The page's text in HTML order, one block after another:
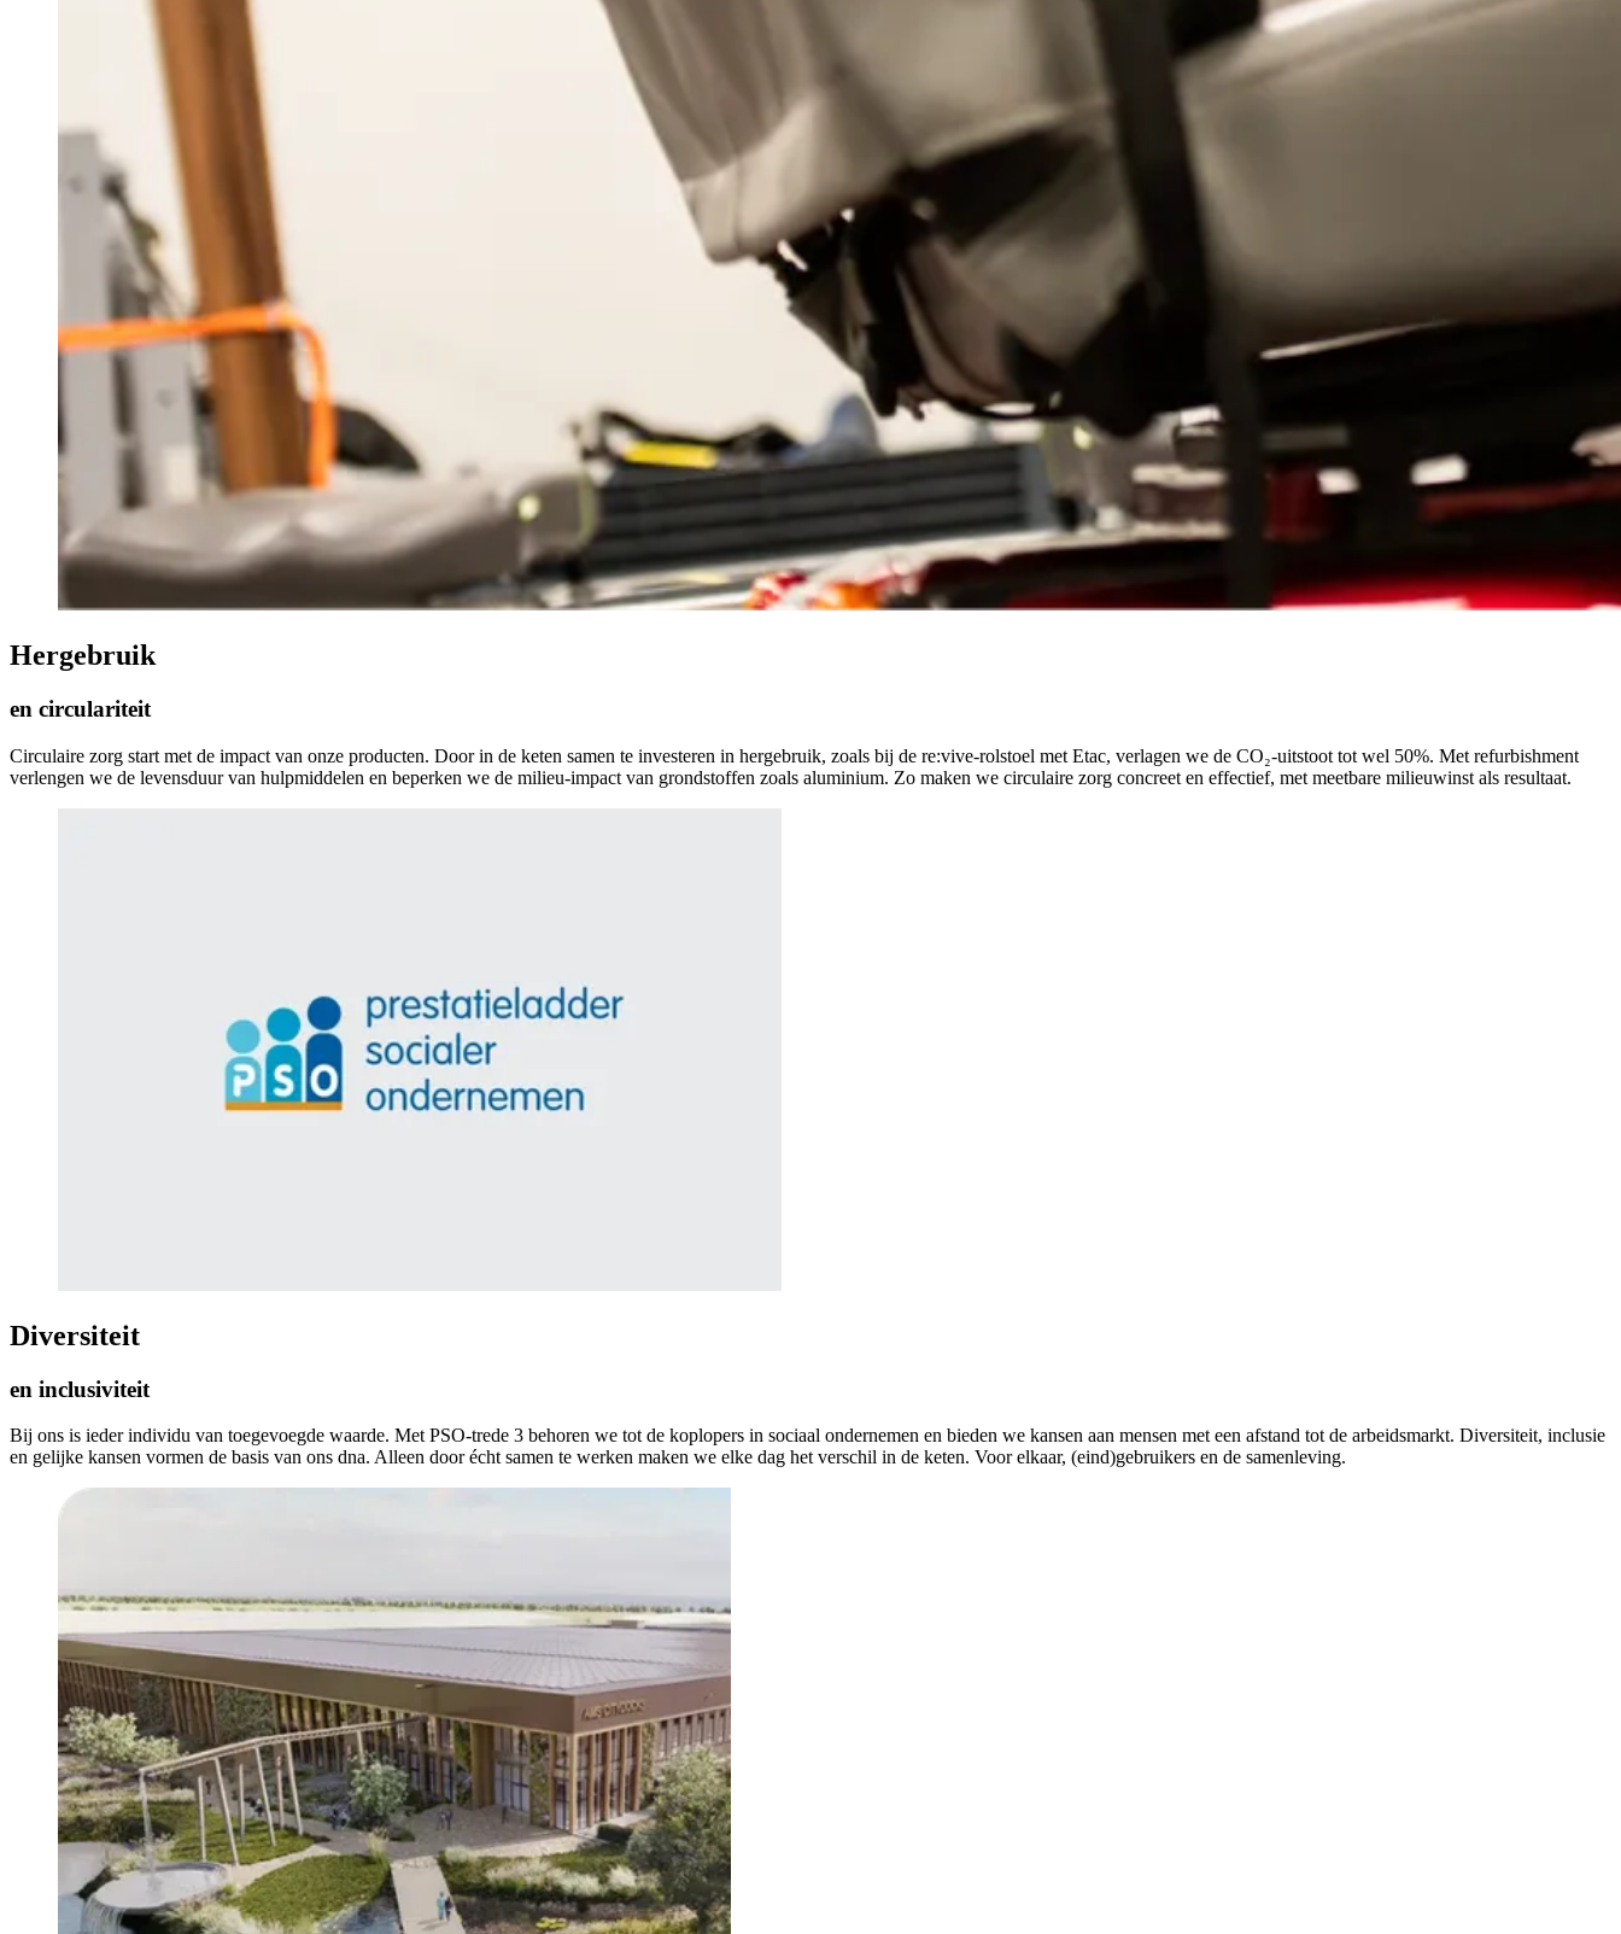
Hergebruik
en circulariteit
Circulaire zorg start met de impact van onze producten. Door in de keten samen te investeren in hergebruik, zoals bij de re:vive-rolstoel met Etac, verlagen we de CO₂-uitstoot tot wel 50%. Met refurbishment
verlengen we de levensduur van hulpmiddelen en beperken we de milieu-impact van grondstoffen zoals aluminium. Zo maken we circulaire zorg concreet en effectief, met meetbare milieuwinst als resultaat.
Diversiteit
en inclusiviteit
Bij ons is ieder individu van toegevoegde waarde. Met PSO-trede 3 behoren we tot de koplopers in sociaal ondernemen en bieden we kansen aan mensen met een afstand tot de arbeidsmarkt. Diversiteit, inclusie
en gelijke kansen vormen de basis van ons dna. Alleen door écht samen te werken maken we elke dag het verschil in de keten. Voor elkaar, (eind)gebruikers en de samenleving.